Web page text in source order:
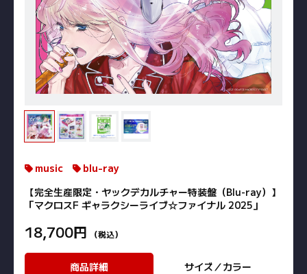
music
blu-ray
【完全生産限定・ヤックデカルチャー特装盤（Blu-ray）】
「マクロスF ギャラクシーライブ☆ファイナル 2025」
18,700円 （税込）
商品詳細 サイズ／カラー